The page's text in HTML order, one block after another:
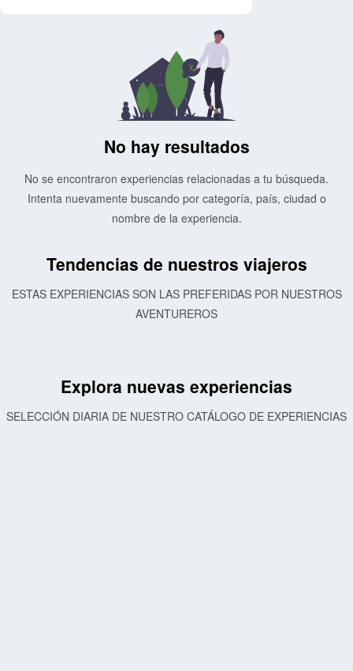
No hay resultados
No se encontraron experiencias relacionadas a tu búsqueda.
Intenta nuevamente buscando por categoría, país, ciudad o
nombre de la experiencia.
Tendencias de nuestros viajeros
ESTAS EXPERIENCIAS SON LAS PREFERIDAS POR NUESTROS
AVENTUREROS
Explora nuevas experiencias
SELECCIÓN DIARIA DE NUESTRO CATÁLOGO DE EXPERIENCIAS